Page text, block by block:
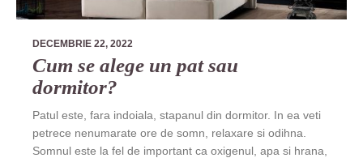
DECEMBRIE 22, 2022
Cum se alege un pat sau
dormitor?
Patul este, fara indoiala, stapanul din dormitor. In ea veti
petrece nenumarate ore de somn, relaxare si odihna.
Somnul este la fel de important ca oxigenul, apa si hrana,